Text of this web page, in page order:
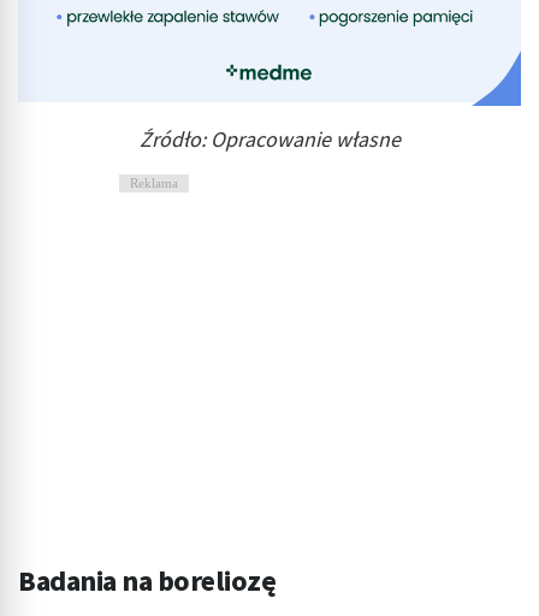
Źródło: Opracowanie własne
Reklama
Badania na boreliozę